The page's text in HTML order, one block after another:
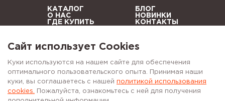
Сайт использует Cookies
Куки используются на нашем сайте для обеспечения
оптимального пользовательского опыта. Принимая наши
куки, вы соглашаетесь с нашей политикой использования
cookies.
Пожалуйста, ознакомьтесь с ней для получения
КАТАЛОГ
О НАС
ГДЕ КУПИТЬ
БЛОГ
НОВИНКИ
КОНТАКТЫ
+7 (8452) 56-94-99
Политика конфиденциальности
Соглашение на обработку персональных данных